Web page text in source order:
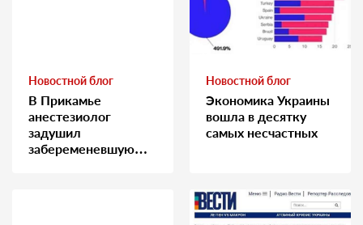
Новостной блог
В Прикамье
анестезиолог
задушил
забеременевшую
Новостной блог
Экономика Украины
вошла в десятку
самых несчастных